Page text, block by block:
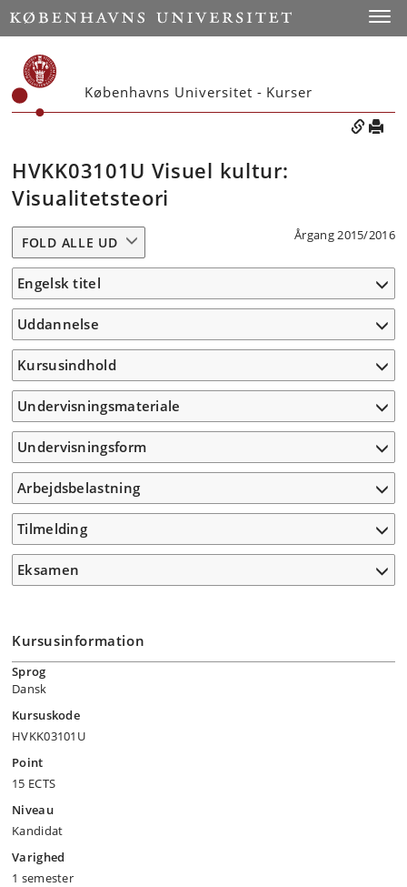
Københavns Universitet - Kurser
HVKK03101U Visuel kultur:
Visualitetsteori
Årgang 2015/2016
FOLD ALLE UD
Engelsk titel
Uddannelse
Kursusindhold
Undervisningsmateriale
Undervisningsform
Arbejdsbelastning
Tilmelding
Eksamen
Kursusinformation
Sprog
Dansk
Kursuskode
HVKK03101U
Point
15 ECTS
Niveau
Kandidat
Varighed
1 semester